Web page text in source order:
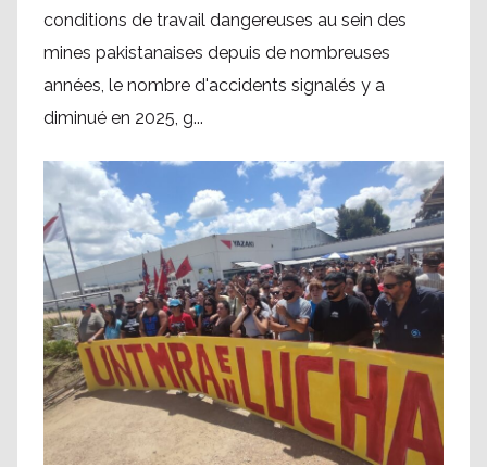
conditions de travail dangereuses au sein des
mines pakistanaises depuis de nombreuses
années, le nombre d'accidents signalés y a
diminué en 2025, g...